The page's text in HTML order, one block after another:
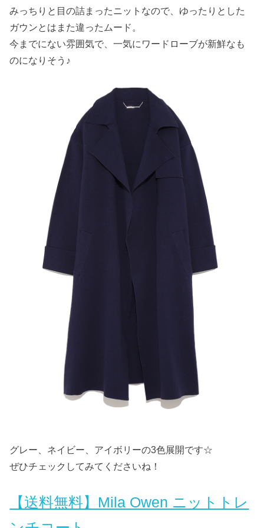
みっちりと目の詰まったニットなので、ゆったりとした
ガウンとはまた違ったムード。
今までにない雰囲気で、一気にワードローブが新鮮なも
のになりそう♪
グレー、ネイビー、アイボリーの3色展開です☆
ぜひチェックしてみてくださいね！
【送料無料】Mila Owen ニットトレ